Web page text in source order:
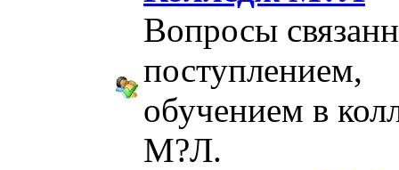
Вопросы
поступлением,
обучением в
М?Л.